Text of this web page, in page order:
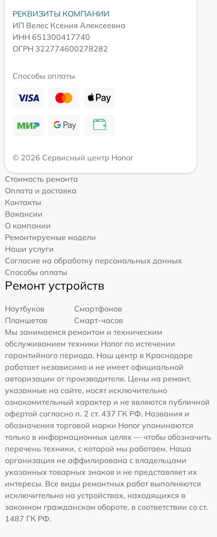
РЕКВИЗИТЫ КОМПАНИИ
ИП Велес Ксения Алексеевна
ИНН 651300417740
ОГРН 322774600278282
Способы оплаты
© 2026 Сервисный центр Honor
Стоимость ремонта
Оплата и доставка
Контакты
Вакансии
О компании
Ремонтируемые модели
Наши услуги
Согласие на обработку персональных данных
Способы оплаты
Ремонт устройств
Ноутбуков
Смартфонов
Планшетов
Смарт-часов
Мы занимаемся ремонтом и техническим
обслуживанием техники Honor по истечении
гарантийного периода. Наш центр в Краснодаре
работает независимо и не имеет официальной
авторизации от производителя. Цены на ремонт,
указанные на сайте, носят исключительно
ознакомительный характер и не являются публичной
офертой согласно п. 2 ст. 437 ГК РФ. Названия и
обозначения торговой марки Honor упоминаются
только в информационных целях — чтобы обозначить
перечень техники, с которой мы работаем. Наша
организация не аффилирована с владельцами
указанных товарных знаков и не представляет их
интересы. Все виды ремонтных работ выполняются
исключительно на устройствах, находящихся в
законном гражданском обороте, в соответствии со ст.
1487 ГК РФ.